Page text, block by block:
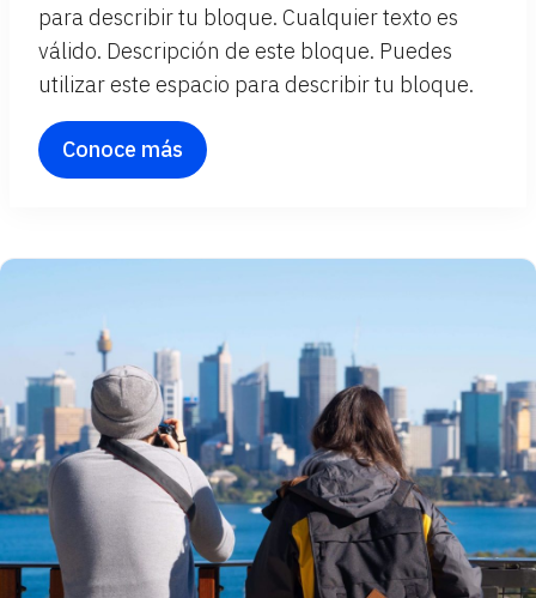
para describir tu bloque. Cualquier texto es
válido. Descripción de este bloque. Puedes
utilizar este espacio para describir tu bloque.
Conoce más